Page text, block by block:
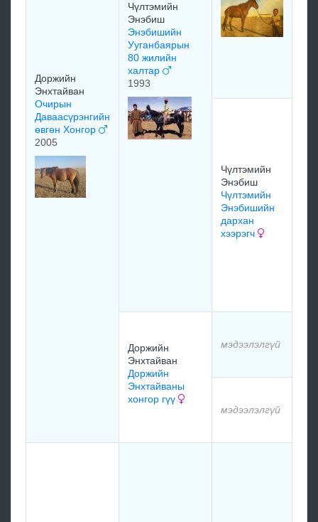
Доржийн
Энхтайван
Очирын
Даваасүрэнгийн
өвгөн Хонгор
2005
Чүлтэмийн
Энэбиш
Энэбишийн
Ууганбаярын
80 жилийн
халтар
1993
Чүлтэмийн
Энэбиш
Чүлтэмийн
Энэбишийн
дархан
хээрэгч
Доржийн
Энхтайван
Доржийн
Энхтайваны
хонгор гүү
мэдээлэлгүй
мэдээлэлгүй